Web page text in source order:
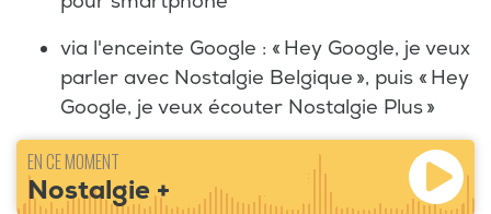
via l'enceinte Google : « Hey Google, je veux
parler avec Nostalgie Belgique », puis « Hey
Google, je veux écouter Nostalgie Plus »
EN CE MOMENT
Nostalgie +